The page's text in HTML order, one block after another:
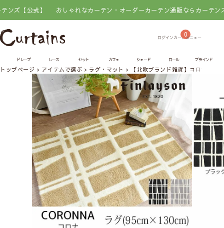
【公式】 おしゃれなカーテン・オーダーカーテン通販ならカーテンズ【
0
ドレープ レース セット カフェ シェード ロール ブラインド
トップページ アイテムで選ぶ ラグ・マット 【北欧ブランド雑貨】コロナ ラ